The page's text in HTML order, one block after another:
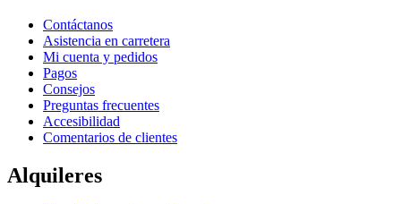
Contáctanos
Asistencia en carretera
Mi cuenta y pedidos
Pagos
Consejos
Preguntas frecuentes
Accesibilidad
Comentarios de clientes
Alquileres